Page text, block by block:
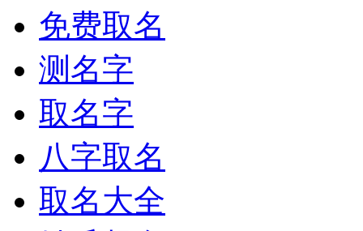
免费取名
测名字
取名字
八字取名
取名大全